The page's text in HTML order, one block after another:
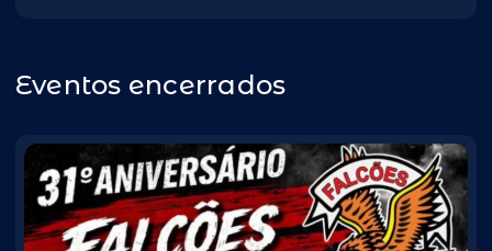
Eventos encerrados